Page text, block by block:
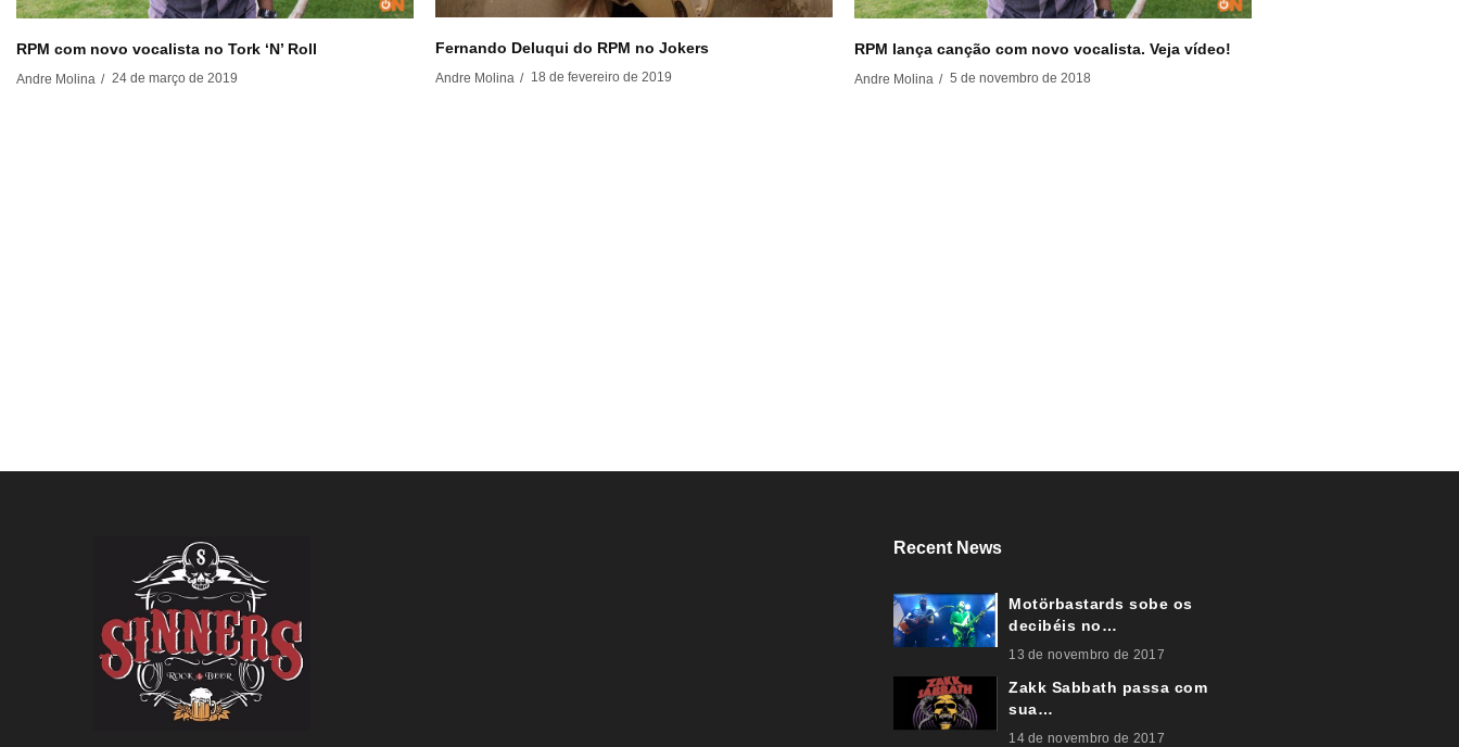
RPM com novo vocalista no Tork ‘N’ Roll
Andre Molina / 24 de março de 2019
Fernando Deluqui do RPM no Jokers
Andre Molina / 18 de fevereiro de 2019
RPM lança canção com novo vocalista. Veja vídeo!
Andre Molina / 5 de novembro de 2018
Recent News
Motörbastards sobe os
decibéis no…
13 de novembro de 2017
Zakk Sabbath passa com
sua…
14 de novembro de 2017